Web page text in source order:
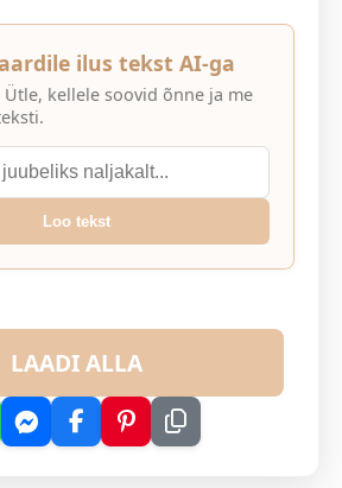
ilus tekst AI-ga
Ütle, kellele soovid õnne ja me
Loo tekst
LAADI ALLA